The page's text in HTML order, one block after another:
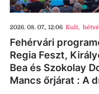
2026. 08. 07., 12:06 Kult,
Fehérvári
Regia Feszt,
Bea és Szokolay
Mancs őrjárat : A